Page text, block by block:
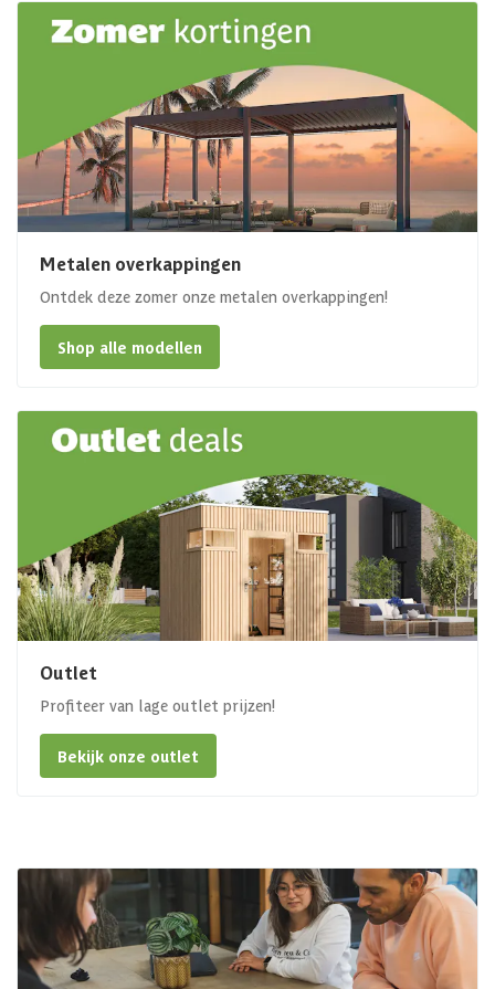
Metalen overkappingen
Ontdek deze zomer onze metalen overkappingen!
Shop alle modellen
Outlet
Profiteer van lage outlet prijzen!
Bekijk onze outlet